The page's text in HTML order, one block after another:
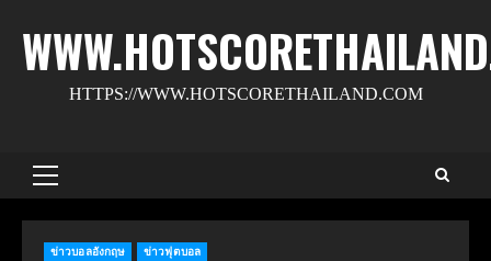
content
HTTPS://WWW.HOTSCORETHAILAND.COM
Primary
ข่าวบอลอังกฤษ ข่าวฟุตบอล